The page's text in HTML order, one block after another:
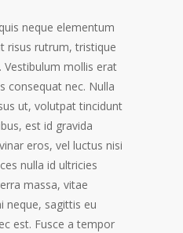
neque elementum
risus rutrum, tristique
Vestibulum mollis erat
consequat nec. Nulla
ut, volutpat tincidunt
est id gravida
eros, vel luctus nisi
nulla id ultricies
massa, vitae
neque, sagittis eu
est. Fusce a tempor